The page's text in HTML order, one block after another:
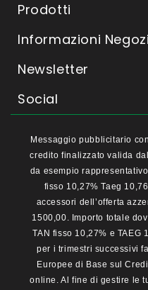
Prodotti
Informazioni
Newsletter
Social
Messaggio pubblicitario
credito finalizzato valida
da esempio
fisso 10,27% Taeg
accessori dell’offerta
1500,00. Importo totale
TAN fisso 10,27% e
per i trimestri successivi
Europee di Base sul
online. Al fine di gestire le